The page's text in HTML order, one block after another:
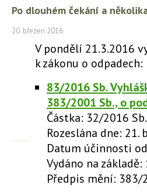
Po dlouhém čekání a
20. březen 2016
V pondělí 21.3.2016
k zákonu o odpadech:
83/2016 Sb.
383/2001 Sb., o
Částka: 32/2016 Sb.
Rozeslána dne: 21.
Datum účinnosti
Vydáno na
Předpis mění: 383/